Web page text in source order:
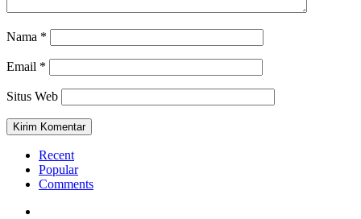
Nama *
Email *
Situs Web
Recent
Popular
Comments